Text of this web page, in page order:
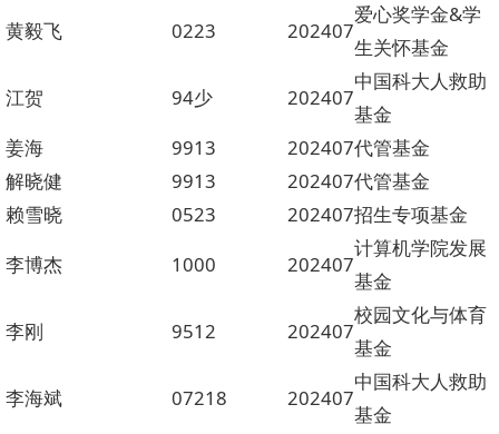
黄毅飞
0223 202407
爱心奖学金&学
生关怀基金
江贺
94少 202407
中国科大人救助
基金
姜海
9913 202407代管基金
解晓健
9913 202407代管基金
赖雪晓
0523 202407招生专项基金
李博杰
1000 202407
计算机学院发展
基金
李刚
9512 202407
校园文化与体育
基金
李海斌
07218 202407
中国科大人救助
基金